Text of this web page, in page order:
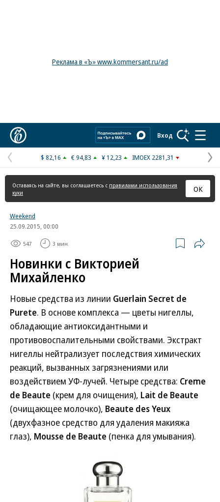
Реклама в «Ъ» www.kommersant.ru/ad
Вход
Предыдущая
страница
$ 82,16 € 94,83 ¥ 12,23 IMOEX 2281,31
Оставаясь на сайте, вы соглашаетесь с правилами использования
куки
ОК
Weekend
25.09.2015, 00:00
547 3 мин.
Новинки с Викторией
Михайленко
Новые средства из линии Guerlain Secret de
Purete. В основе комплекса — цветы нигеллы,
обладающие антиоксидантными и
противовоспалительными свойствами. Экстракт
нигеллы нейтрализует последствия химических
реакций, вызванных загрязнениями или
воздействием УФ-лучей. Четыре средства: Creme
de Beaute (крем для очищения), Lait de Beaute
(очищающее молочко), Beaute des Yeux
(двухфазное средство для удаления макияжа
глаз), Mousse de Beaute (пенка для умывания).